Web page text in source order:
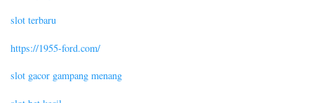
slot terbaru
https://1955-ford.com/
slot gacor gampang menang